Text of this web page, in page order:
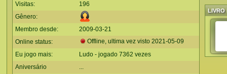
Visitas:
196
Gênero:
Membro desde:
2009-03-21
Online status:
Offline, ultima vez visto 2021-05-09
Eu jogo mais:
Ludo - jogado 7362 vezes
Aniversário
...
LIVRO